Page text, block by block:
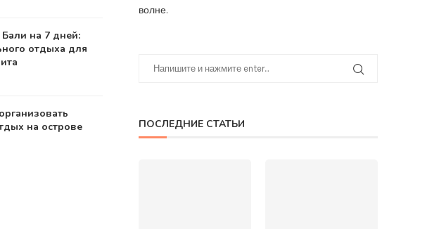
на 7 дней:
отдыха для
на острове
волне.
ПОСЛЕДНИЕ СТАТЬИ